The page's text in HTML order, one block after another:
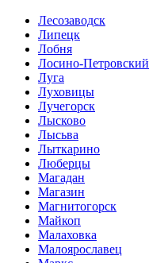
Лесозаводск
Липецк
Лобня
Лосино-Петровский
Луга
Луховицы
Лучегорск
Лысково
Лысьва
Лыткарино
Люберцы
Магадан
Магазин
Магнитогорск
Майкоп
Малаховка
Малоярославец